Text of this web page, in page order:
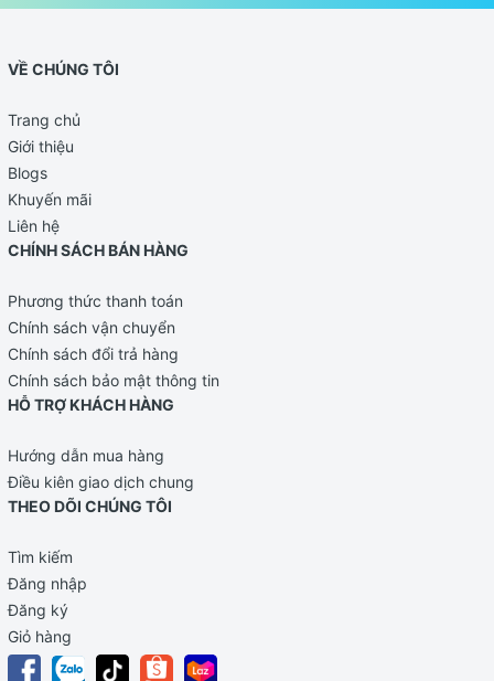
VỀ CHÚNG TÔI
Trang chủ
Giới thiệu
Blogs
Khuyến mãi
Liên hệ
CHÍNH SÁCH BÁN HÀNG
Phương thức thanh toán
Chính sách vận chuyển
Chính sách đổi trả hàng
Chính sách bảo mật thông tin
HỖ TRỢ KHÁCH HÀNG
Hướng dẫn mua hàng
Điều kiên giao dịch chung
THEO DÕI CHÚNG TÔI
Tìm kiếm
Đăng nhập
Đăng ký
Giỏ hàng